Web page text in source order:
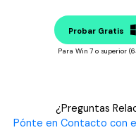
Probar Gratis
Para Win 7 o superior
¿Preguntas
Pónte en Contacto con